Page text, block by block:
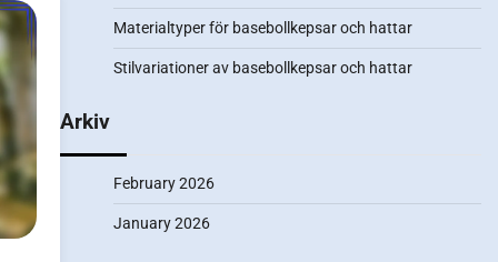
Materialtyper för basebollkepsar och hattar
Stilvariationer av basebollkepsar och hattar
Arkiv
February 2026
January 2026